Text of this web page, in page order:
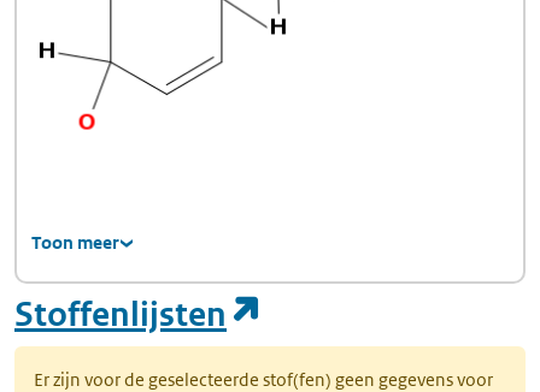
Toon meer
Stoffenlijsten
Er zijn voor de geselecteerde stof(fen) geen gegevens voor